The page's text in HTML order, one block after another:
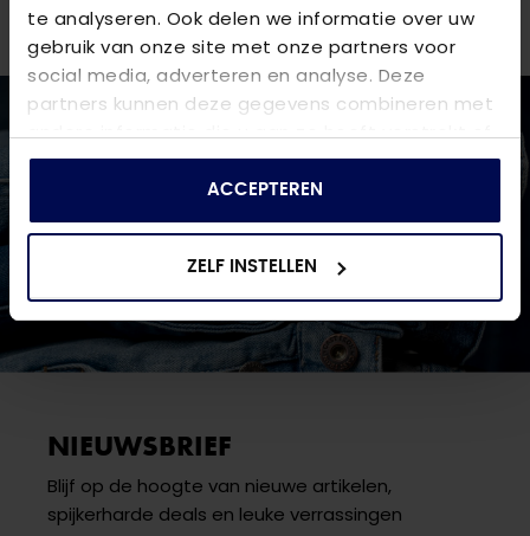
te analyseren. Ook delen we informatie over uw
gebruik van onze site met onze partners voor
social media, adverteren en analyse. Deze
partners kunnen deze gegevens combineren met
andere informatie die u aan ze heeft verstrekt of
die ze hebben verzameld op basis van uw gebruik
ACCEPTEREN
ZELF INSTELLEN
NIEUWSBRIEF
Blijf op de hoogte van nieuwe artikelen,
spijkerharde deals en leuke verrassingen